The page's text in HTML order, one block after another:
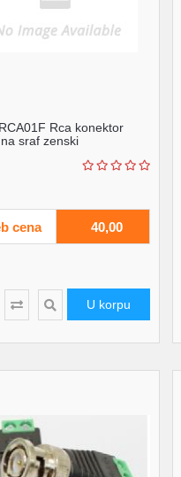
Rca konektor
sraf zenski
cena 40,00
U korpu